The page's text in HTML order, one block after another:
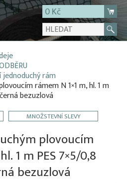
0 Kč
rám
rámem N 1×1 m, hl. 1 m
bezuzlová
MNOŽSTEVNÍ SLEVY
plovoucím
1 m PES 7×5/0,8
bezuzlová